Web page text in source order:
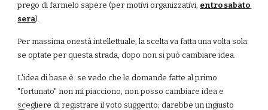
prego di farmelo sapere (per motivi organizzativi, entro sabato
sera).
Per massima onestà intellettuale, la scelta va fatta una volta sola:
se optate per questa strada, dopo non si può cambiare idea.
L'idea di base è: se vedo che le domande fatte al primo
"fortunato" non mi piacciono, non posso cambiare idea e
scegliere di registrare il voto suggerito; darebbe un ingiusto